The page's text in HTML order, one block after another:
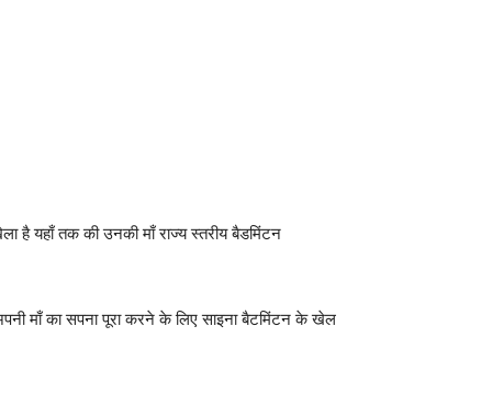
है यहाँ तक की उनकी माँ राज्य स्तरीय बैडमिंटन
माँ का सपना पूरा करने के लिए साइना बैटमिंटन के खेल